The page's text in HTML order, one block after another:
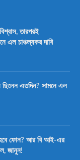
তারপরই
এল চাঞ্চল্যকর দাবি
ছিলেন এতদিন? সামনে এল
ফোন? আর বি আই-এর
জানুন!